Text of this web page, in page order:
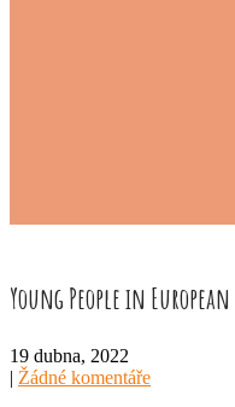
Young People in European
19 dubna, 2022
| Žádné komentáře